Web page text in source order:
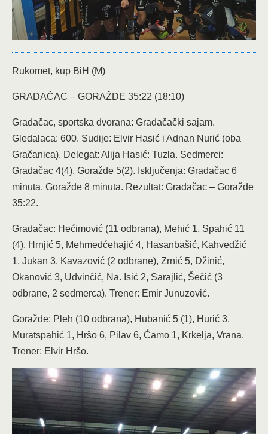
Rukomet, kup BiH (M)
GRADAČAC – GORAŽDE 35:22 (18:10)
Gradačac, sportska dvorana: Gradačački sajam.
Gledalaca: 600. Sudije: Elvir Hasić i Adnan Nurić (oba
Gračanica). Delegat: Alija Hasić: Tuzla. Sedmerci:
Gradačac 4(4), Goražde 5(2). Isključenja: Gradačac 6
minuta, Goražde 8 minuta. Rezultat: Gradačac – Goražde
35:22.
Gradačac: Hećimović (11 odbrana), Mehić 1, Spahić 11
(4), Hrnjić 5, Mehmedćehajić 4, Hasanbašić, Kahvedžić
1, Jukan 3, Kavazović (2 odbrane), Zrnić 5, Džinić,
Okanović 3, Udvinčić, Na. Isić 2, Sarajlić, Šečić (3
odbrane, 2 sedmerca). Trener: Emir Junuzović.
Goražde: Pleh (10 odbrana), Hubanić 5 (1), Hurić 3,
Muratspahić 1, Hršo 6, Pilav 6, Ćamo 1, Krkelja, Vrana.
Trener: Elvir Hršo.